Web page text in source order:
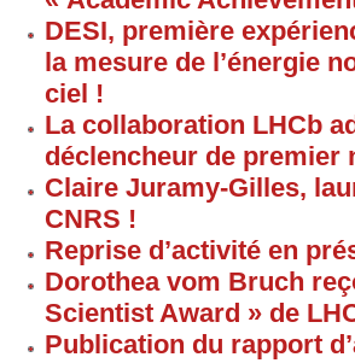
DESI, première
la mesure de l’énergie
ciel !
La collaboration LHCb
déclencheur de premier
Claire Juramy-Gilles,
CNRS !
Reprise d’activité en
Dorothea vom Bruch
Scientist Award » de
Publication du rapport